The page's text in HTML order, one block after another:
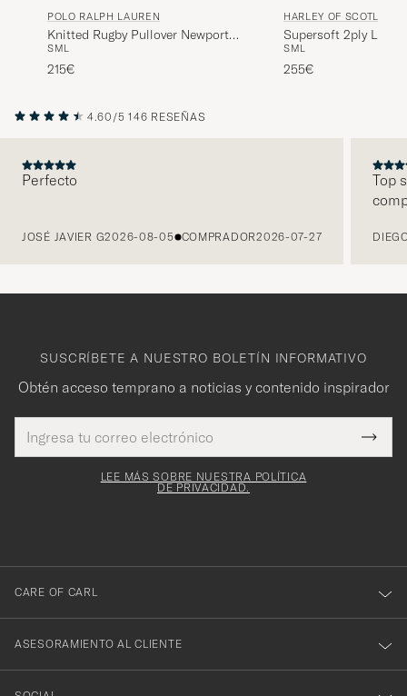
POLO RALPH LAUREN
Knitted Rugby Pullover Newport
Navy Multi
SML
215€
HARLEY OF SCOTLAND
Supersoft 2ply
Red/Orange
SML
255€
4.60/5 146 RESEÑAS
Perfecto
JOSÉ JAVIER G2026-08-05 COMPRADOR2026-07-27
Top
SUSCRÍBETE A NUESTRO BOLETÍN INFORMATIVO
Obtén acceso temprano a noticias y contenido inspirador
de
correo
Este
es
¡Gracias
por
suscribirte
boletín!
LEE MÁS SOBRE NUESTRA POLÍTICA
DE PRIVACIDAD.
CARE OF CARL
ASESORAMIENTO AL CLIENTE